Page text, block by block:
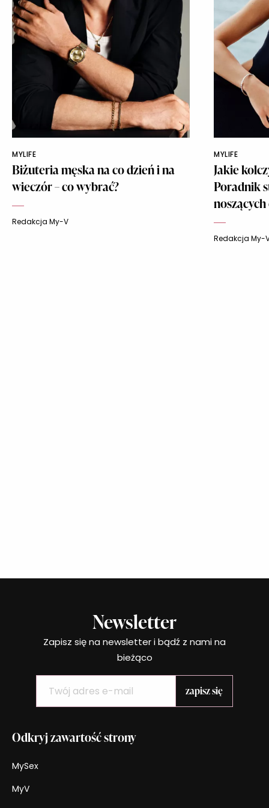
MYLIFE
Biżuteria męska na co dzień i na
wieczór – co wybrać?
Redakcja My-V
MYLIFE
Jakie
Poradnik
Redakcja My-
Odkryj zawartość strony
MySex
MyV
Newsletter
Zapisz się na newsletter i bądź z nami na
bieżąco